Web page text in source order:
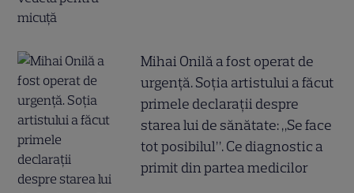
Mihai Onilă a fost operat de
urgență. Soția artistului a făcut
primele declarații despre
starea lui de sănătate: „Se face
tot posibilul”. Ce diagnostic a
primit din partea medicilor